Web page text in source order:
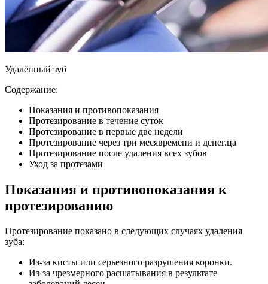
Удалённый зуб
Содержание:
Показания и противопоказания
Протезирование в течение суток
Протезирование в первые две недели
Протезирование через три месявремени и денег.ца
Протезирование после удаления всех зубов
Уход за протезами
Показания и противопоказания к
протезированию
Протезирование показано в следующих случаях удаления
зуба:
Из-за кисты или серьезного разрушения коронки.
Из-за чрезмерного расшатывания в результате